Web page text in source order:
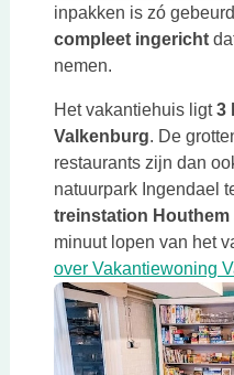
inpakken is zó
compleet ingericht
nemen.
Het vakantiehuis ligt3
Valkenburg. De
restaurants zijn dan
natuurpark Ingendael
treinstation Houthem
minuut lopen van het
over Vakantiewoning